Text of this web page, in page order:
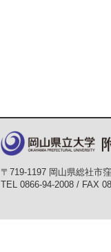
〒719-1197 岡山県総社市
TEL 0866-94-2008 / FAX